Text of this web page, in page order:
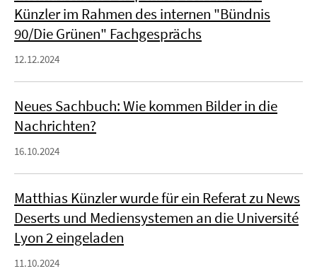
Künzler im Rahmen des internen "Bündnis
90/Die Grünen" Fachgesprächs
12.12.2024
Neues Sachbuch: Wie kommen Bilder in die
Nachrichten?
16.10.2024
Matthias Künzler wurde für ein Referat zu News
Deserts und Mediensystemen an die Université
Lyon 2 eingeladen
11.10.2024